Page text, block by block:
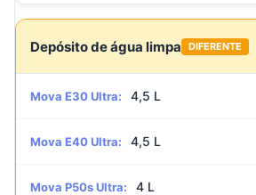
Depósito de água limpa DIFERENTE
Mova E30 Ultra: 4,5 L
Mova E40 Ultra: 4,5 L
Mova P50s Ultra: 4 L